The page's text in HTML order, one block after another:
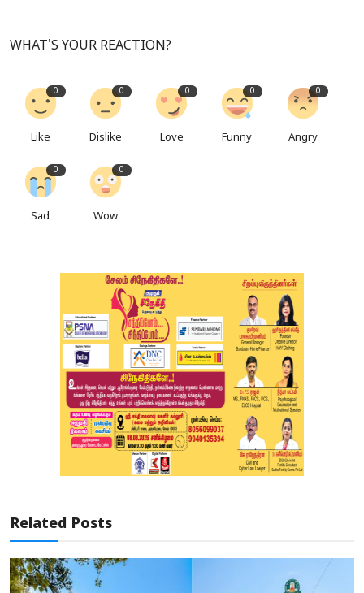
WHAT'S YOUR REACTION?
0
Like
0
Dislike
0
Love
0
Funny
0
Angry
0
Sad
0
Wow
Related Posts